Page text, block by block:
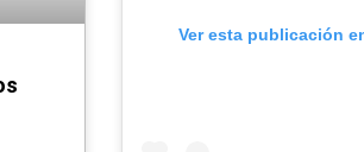
Ver esta publicación